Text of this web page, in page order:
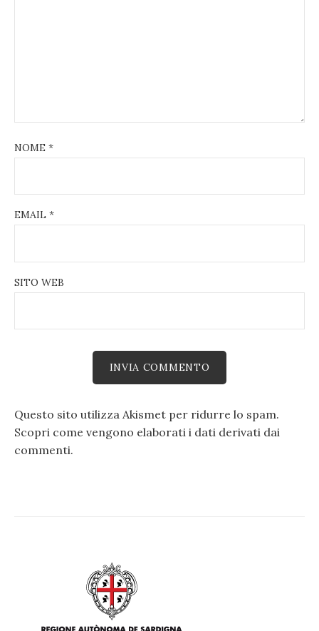
NOME *
EMAIL *
SITO WEB
Questo sito utilizza Akismet per ridurre lo spam.
Scopri come vengono elaborati i dati derivati dai
commenti.